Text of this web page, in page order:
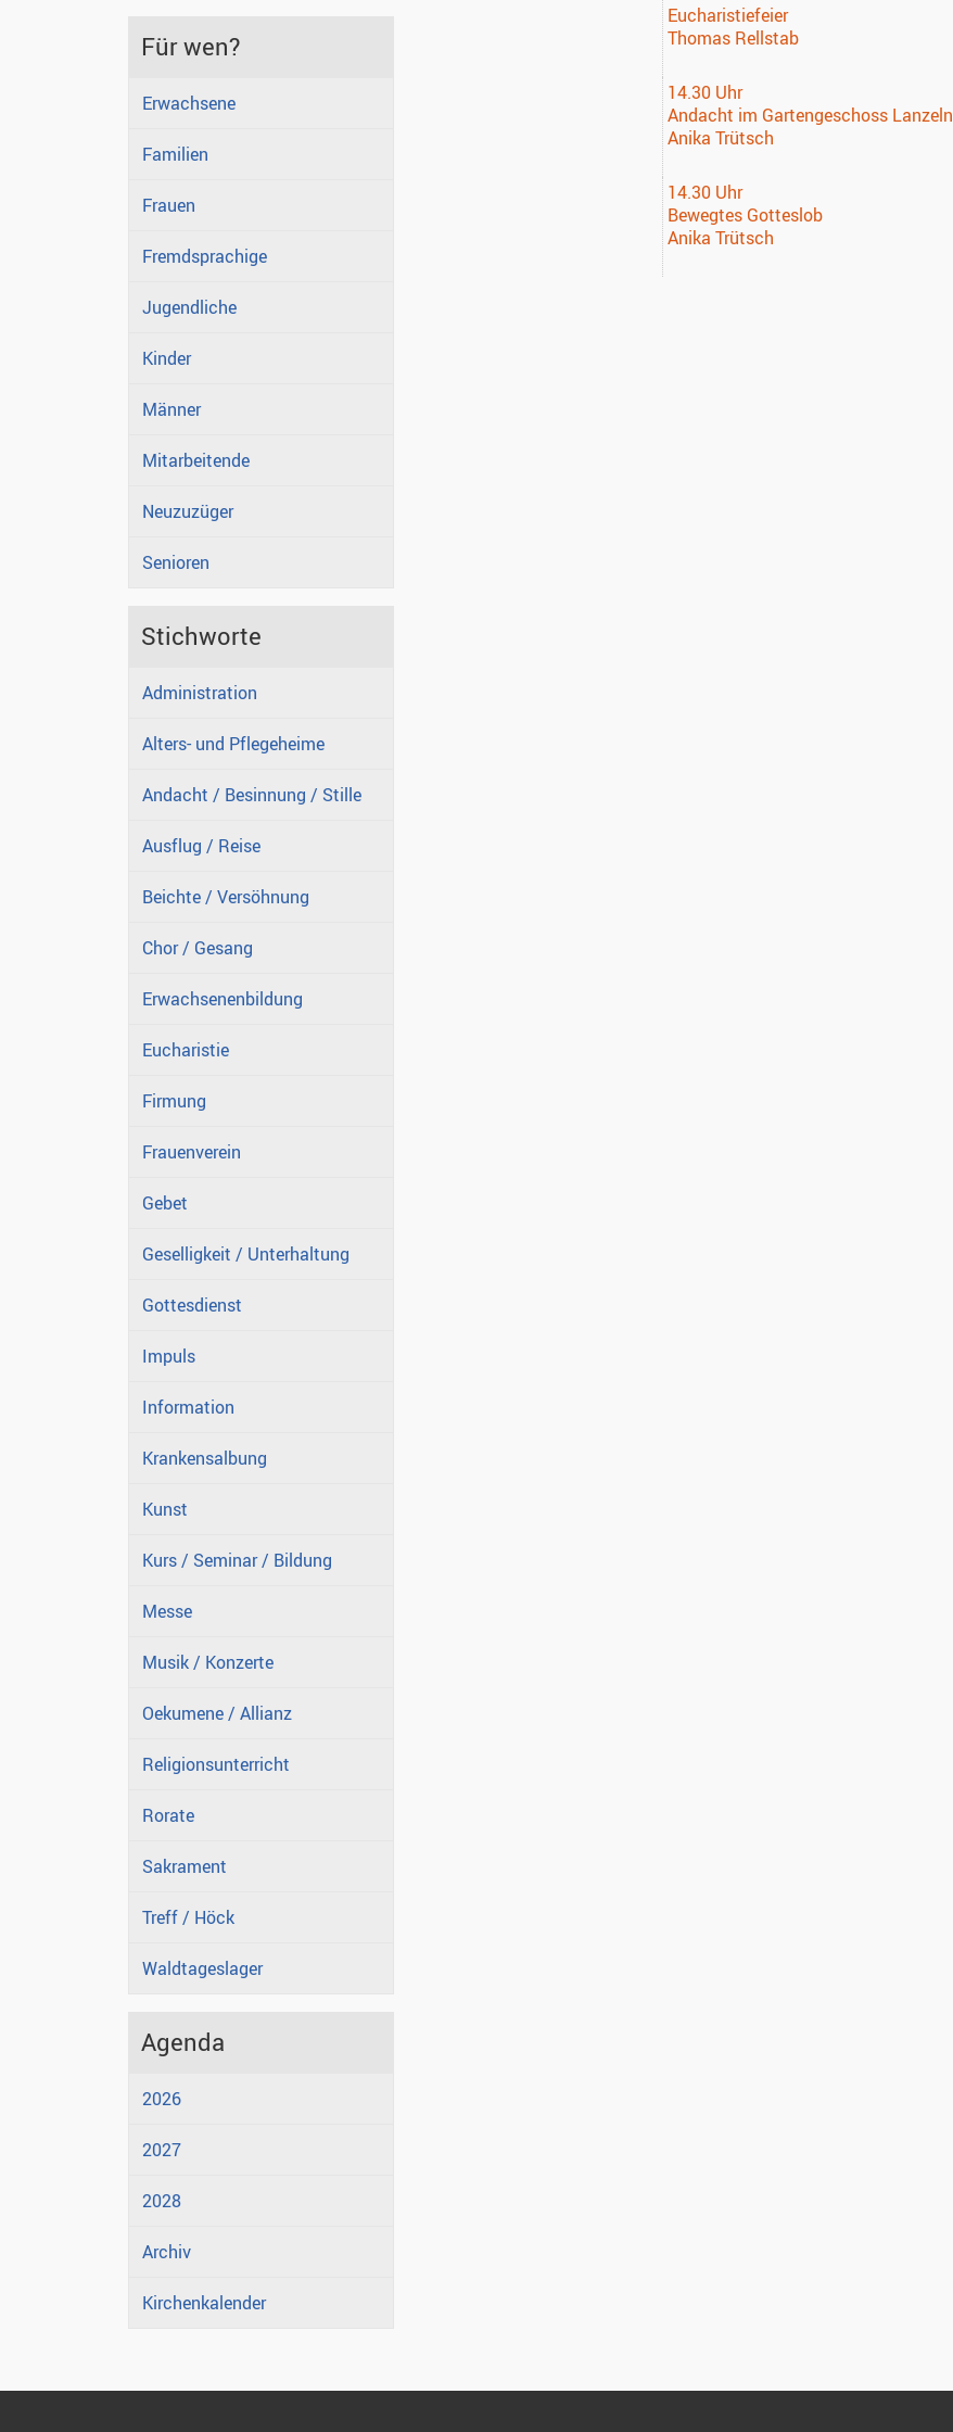
Für wen?
Erwachsene
Familien
Frauen
Fremdsprachige
Jugendliche
Kinder
Männer
Mitarbeitende
Neuzuzüger
Senioren
Stichworte
Administration
Alters- und Pflegeheime
Andacht / Besinnung / Stille
Ausflug / Reise
Beichte / Versöhnung
Chor / Gesang
Erwachsenenbildung
Eucharistie
Firmung
Frauenverein
Gebet
Geselligkeit / Unterhaltung
Gottesdienst
Impuls
Information
Krankensalbung
Kunst
Kurs / Seminar / Bildung
Messe
Musik / Konzerte
Oekumene / Allianz
Religionsunterricht
Rorate
Sakrament
Treff / Höck
Waldtageslager
Agenda
2026
2027
2028
Archiv
Kirchenkalender
Eucharistiefeier
Thomas Rellstab
14.30 Uhr
Andacht im Gartengeschoss Lanzeln
Anika Trütsch
14.30 Uhr
Bewegtes Gotteslob
Anika Trütsch